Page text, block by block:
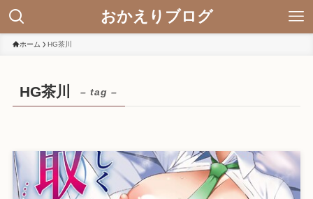
おかえりブログ
ホーム HG茶川
HG茶川 – tag –